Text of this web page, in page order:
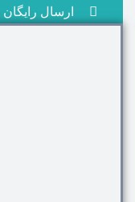
ارسال رایگان